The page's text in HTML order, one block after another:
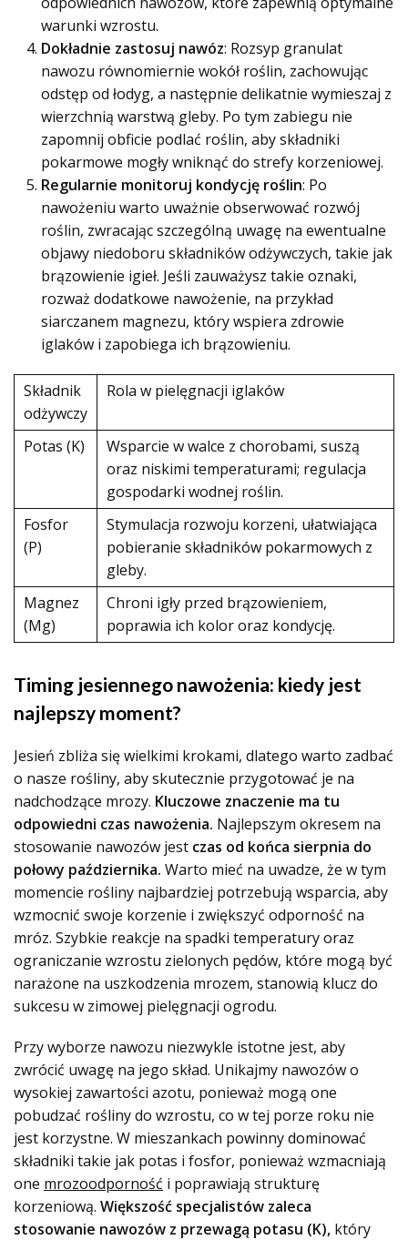
warunki wzrostu.
Dokładnie zastosuj nawóz: Rozsyp granulat
nawozu równomiernie wokół roślin, zachowując
odstęp od łodyg, a następnie delikatnie wymieszaj z
wierzchnią warstwą gleby. Po tym zabiegu nie
zapomnij obficie podlać roślin, aby składniki
pokarmowe mogły wniknąć do strefy korzeniowej.
Regularnie monitoruj kondycję roślin: Po
nawożeniu warto uważnie obserwować rozwój
roślin, zwracając szczególną uwagę na ewentualne
objawy niedoboru składników odżywczych, takie jak
brązowienie igieł. Jeśli zauważysz takie oznaki,
rozważ dodatkowe nawożenie, na przykład
siarczanem magnezu, który wspiera zdrowie
iglaków i zapobiega ich brązowieniu.
Składnik
odżywczy
Rola w pielęgnacji iglaków
Potas (K)
Wsparcie w walce z chorobami, suszą
oraz niskimi temperaturami; regulacja
gospodarki wodnej roślin.
Fosfor
(P)
Stymulacja rozwoju korzeni, ułatwiająca
pobieranie składników pokarmowych z
gleby.
Magnez
(Mg)
Chroni igły przed brązowieniem,
poprawia ich kolor oraz kondycję.
Timing jesiennego nawożenia: kiedy jest
najlepszy moment?
Jesień zbliża się wielkimi krokami, dlatego warto zadbać
o nasze rośliny, aby skutecznie przygotować je na
nadchodzące mrozy. Kluczowe znaczenie ma tu
odpowiedni czas nawożenia. Najlepszym okresem na
stosowanie nawozów jest czas od końca sierpnia do
połowy października. Warto mieć na uwadze, że w tym
momencie rośliny najbardziej potrzebują wsparcia, aby
wzmocnić swoje korzenie i zwiększyć odporność na
mróz. Szybkie reakcje na spadki temperatury oraz
ograniczanie wzrostu zielonych pędów, które mogą być
narażone na uszkodzenia mrozem, stanowią klucz do
sukcesu w zimowej pielęgnacji ogrodu.
Przy wyborze nawozu niezwykle istotne jest, aby
zwrócić uwagę na jego skład. Unikajmy nawozów o
wysokiej zawartości azotu, ponieważ mogą one
pobudzać rośliny do wzrostu, co w tej porze roku nie
jest korzystne. W mieszankach powinny dominować
składniki takie jak potas i fosfor, ponieważ wzmacniają
one mrozoodporność i poprawiają strukturę
korzeniową. Większość specjalistów zaleca
stosowanie nawozów z przewagą potasu (K), który